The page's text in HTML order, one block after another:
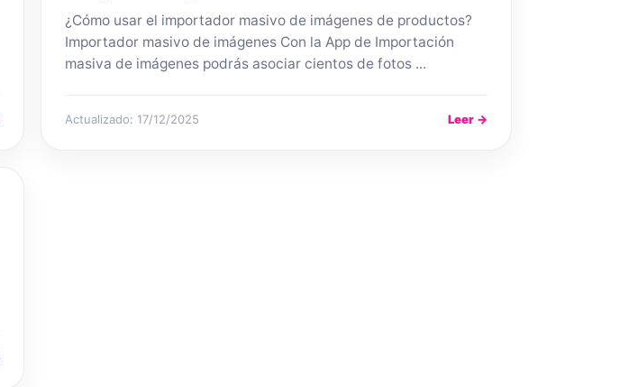
¿Cómo usar el importador masivo de imágenes de productos?
Importador masivo de imágenes Con la App de Importación
masiva de imágenes podrás asociar cientos de fotos ...
Actualizado: 17/12/2025 Leer →